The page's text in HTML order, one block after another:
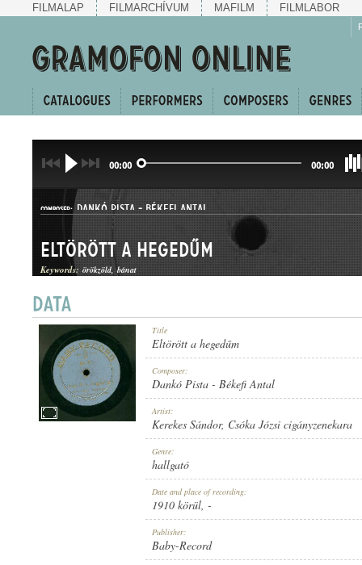
FILMALAP FILMARCHÍVUM MAFILM FILMLABOR
00:00 00:00
COMPOSER: DANKÓ PISTA - BÉKEFI ANTAL
HALLGATÓ
Eltörött a hegedűm
Keywords: örökzöld bánat
Title
Eltörött a hegedűm
Composer:
Dankó Pista - Békefi Antal
Artist:
Kerekes Sándor, Csóka Józsi cigányzenekara
Genre:
hallgató
Date and place of recording:
1910 körül, -
Publisher:
Baby-Record